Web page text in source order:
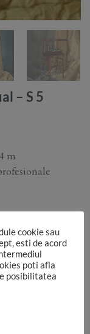
– S 5
m
stanga-
jos, pentru a-ti
el arata atunci
NU impaturit.
cookie sau
esti de acord
poti afla
posibilitatea